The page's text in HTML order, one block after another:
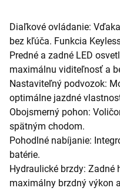
Diaľkové ovládanie:
bez kľúča. Funkcia
Predné a zadné LED
maximálnu viditeľnosť a
Nastaviteľný podvozok:
optimálne jazdné
Obojsmerný pohon:
spätným chodom.
Pohodlné nabíjanie:
batérie.
Hydraulické brzdy: Zadné
maximálny brzdný výkon